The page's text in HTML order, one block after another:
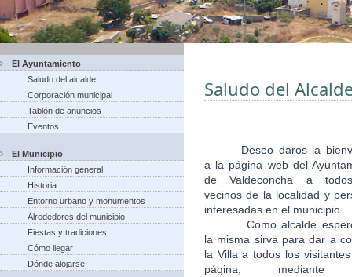
El Ayuntamiento
Saludo del alcalde
Corporación municipal
Tablón de anuncios
Eventos
El Municipio
Información general
Historia
Entorno urbano y monumentos
Alrededores del municipio
Fiestas y tradiciones
Cómo llegar
Dónde alojarse
Saludo del
Deseo daros la
a la página web del
de Valdeconcha a
vecinos de la localidad y
interesadas en el municipio.
Como alcalde
la misma sirva para dar a
la Villa a todos los
página, mediante